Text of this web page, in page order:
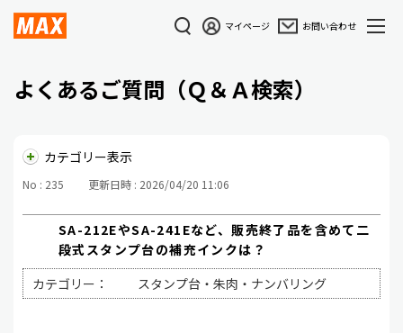
マイページ お問い合わせ
よくあるご質問（Ｑ＆Ａ検索）
カテゴリー表示
No : 235 更新日時 : 2026/04/20 11:06
SA-212EやSA-241Eなど、販売終了品を含めて二
段式スタンプ台の補充インクは？
カテゴリー：
スタンプ台・朱肉・ナンバリング